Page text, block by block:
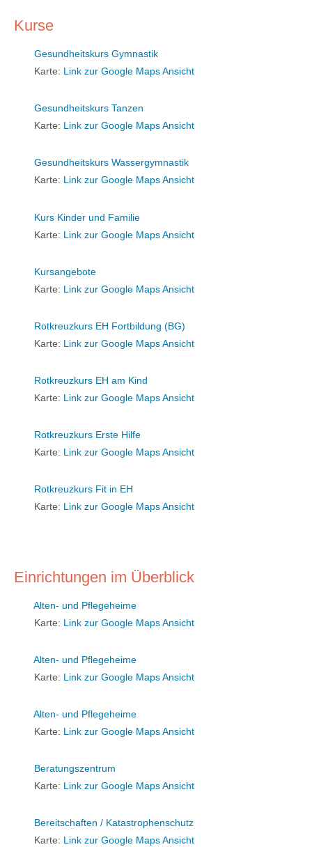
Kurse
Gesundheitskurs Gymnastik
Karte: Link zur Google Maps Ansicht
Gesundheitskurs Tanzen
Karte: Link zur Google Maps Ansicht
Gesundheitskurs Wassergymnastik
Karte: Link zur Google Maps Ansicht
Kurs Kinder und Familie
Karte: Link zur Google Maps Ansicht
Kursangebote
Karte: Link zur Google Maps Ansicht
Rotkreuzkurs EH Fortbildung (BG)
Karte: Link zur Google Maps Ansicht
Rotkreuzkurs EH am Kind
Karte: Link zur Google Maps Ansicht
Rotkreuzkurs Erste Hilfe
Karte: Link zur Google Maps Ansicht
Rotkreuzkurs Fit in EH
Karte: Link zur Google Maps Ansicht
Einrichtungen im Überblick
Alten- und Pflegeheime
Karte: Link zur Google Maps Ansicht
Alten- und Pflegeheime
Karte: Link zur Google Maps Ansicht
Alten- und Pflegeheime
Karte: Link zur Google Maps Ansicht
Beratungszentrum
Karte: Link zur Google Maps Ansicht
Bereitschaften / Katastrophenschutz
Karte: Link zur Google Maps Ansicht